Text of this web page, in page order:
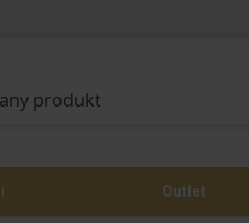
Outlet